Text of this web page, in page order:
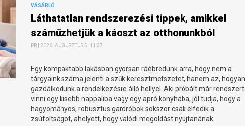
VÁSÁRLÓ
Láthatatlan rendszerezési tippek, amikkel
száműzhetjük a káoszt az otthonunkból
PR | 2026. AUGUSZTUS 5. 11:37
Egy kompaktabb lakásban gyorsan ráébredünk arra, hogy nem a
tárgyaink száma jelenti a szűk keresztmetszetet, hanem az, hogyan
gazdálkodunk a rendelkezésre álló hellyel. Aki próbált már rendszert
vinni egy kisebb nappaliba vagy egy apró konyhába, jól tudja, hogy a
hagyományos, robusztus gardróbok sokszor csak elfedik a
zsúfoltságot, ahelyett, hogy valódi megoldást nyújtanának.